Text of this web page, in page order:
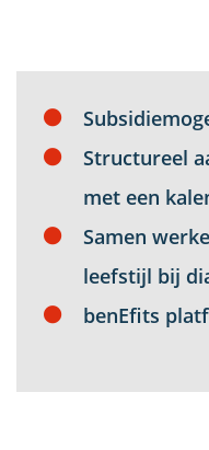
Structureel
met een
Samen
leefstijl bij
benEfits